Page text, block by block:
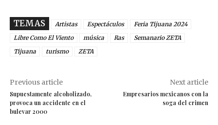
TEMAS Artistas Espectáculos
Feria Tijuana 2024
Libre Como El Viento
música Ras
Semanario ZETA
Tijuana
turismo ZETA
Previous article
Supuestamente alcoholizado,
provoca un accidente en el
bulevar 2000
Next article
Empresarios mexicanos con la
soga del crimen